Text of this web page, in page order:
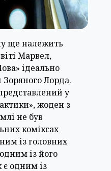
ще належить
Марвел,
ідеально
Лорда.
у
жоден з
не був
коміксах
із головних
із його
є одним із